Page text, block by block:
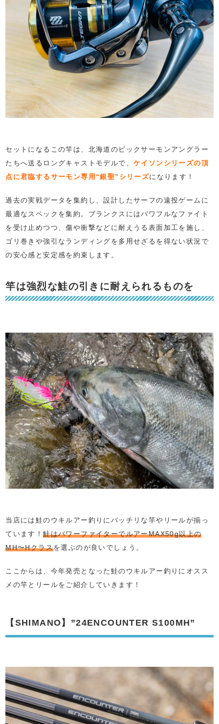
セットになるこの竿は、北海道のビックサーモンアングラー
たちへ送るロングキャストモデルで、ケイソンシリーズの頂
点に君臨するサーモン専用“銀聖”シリーズになります！
過去の実戦データを集約し、設計したサーフの遠投ゲームに
最適なスペックを集約。ブランクスにはパワフルなファイト
を受け止めつつ、傷や衝撃などに耐えうる表面加工を施し、
ゴリ巻きや強引なランディングを多用せざるを得ない状況で
の安心感と安定感を約束します。
竿は強烈な鮭の引きに耐えられるものを
当店には鮭のウキルアー釣りにバッチリな竿やリールが揃っ
ています！鮭はパワーファイターでルアーMAX50g以上の
MH〜Hクラスを選ぶのが良いでしょう。
ここからは、今年発売となった鮭のウキルアー釣りにオスス
メの竿とリールをご紹介していきます！
【SHIMANO】”24ENCOUNTER S100MH”